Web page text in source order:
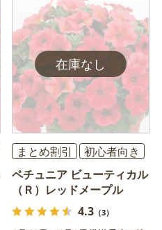
まとめ割引
初心者向き
ペチュニア ビューティカル
（Ｒ）レッドメープル
4.3（3）